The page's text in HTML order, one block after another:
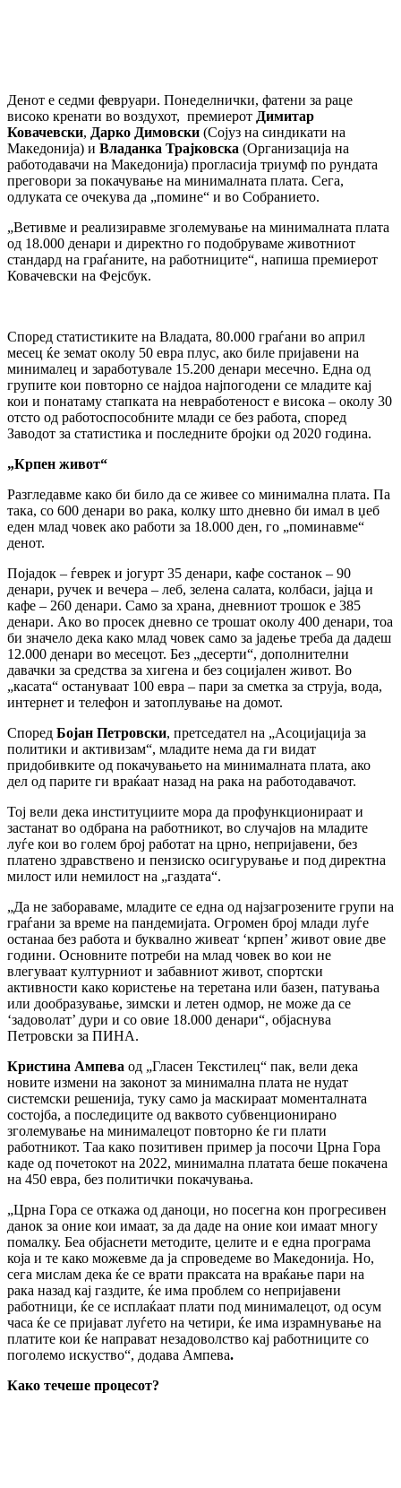
Денот е седми февруари. Понеделнички, фатени за раце
високо кренати во воздухот, премиерот Димитар
Ковачевски, Дарко Димовски (Сојуз на синдикати на
Македонија) и Владанка Трајковска (Организација на
работодавачи на Македонија) прогласија триумф по рундата
преговори за покачување на минималната плата. Сега,
одлуката се очекува да „помине“ и во Собранието.
„Ветивме и реализиравме зголемување на минималната плата
од 18.000 денари и директно го подобруваме животниот
стандард на граѓаните, на работниците“, напиша премиерот
Ковачевски на Фејсбук.
Според статистиките на Владата, 80.000 граѓани во април
месец ќе земат околу 50 евра плус, ако биле пријавени на
минималец и заработувале 15.200 денари месечно. Една од
групите кои повторно се најдоа најпогодени се младите кај
кои и понатаму стапката на невработеност е висока – околу 30
отсто од работоспособните млади се без работа, според
Заводот за статистика и последните бројки од 2020 година.
„Крпен живот“
Разгледавме како би било да се живее со минимална плата. Па
така, со 600 денари во рака, колку што дневно би имал в џеб
еден млад човек ако работи за 18.000 ден, го „поминавме“
денот.
Појадок – ѓеврек и јогурт 35 денари, кафе состанок – 90
денари, ручек и вечера – леб, зелена салата, колбаси, јајца и
кафе – 260 денари. Само за храна, дневниот трошок е 385
денари. Ако во просек дневно се трошат околу 400 денари, тоа
би значело дека како млад човек само за јадење треба да дадеш
12.000 денари во месецот. Без „десерти“, дополнителни
давачки за средства за хигена и без социјален живот. Во
„касата“ остануваат 100 евра – пари за сметка за струја, вода,
интернет и телефон и затоплување на домот.
Според Бојан Петровски, претседател на „Асоцијација за
политики и активизам“, младите нема да ги видат
придобивките од покачувањето на минималната плата, ако
дел од парите ги враќаат назад на рака на работодавачот.
Тој вели дека институциите мора да профункционираат и
застанат во одбрана на работникот, во случајов на младите
луѓе кои во голем број работат на црно, непријавени, без
платено здравствено и пензиско осигурување и под директна
милост или немилост на „газдата“.
„Да не забораваме, младите се една од најзагрозените групи на
граѓани за време на пандемијата. Огромен број млади луѓе
останаа без работа и буквално живеат ‘крпен’ живот овие две
години. Основните потреби на млад човек во кои не
влегуваат културниот и забавниот живот, спортски
активности како користење на теретана или базен, патувања
или дообразување, зимски и летен одмор, не може да се
‘задоволат’ дури и со овие 18.000 денари“, објаснува
Петровски за ПИНА.
Кристина Ампева од „Гласен Текстилец“ пак, вели дека
новите измени на законот за минимална плата не нудат
системски решенија, туку само ја маскираат моменталната
состојба, а последиците од ваквото субвенционирано
зголемување на минималецот повторно ќе ги плати
работникот. Tаа како позитивен пример ја посочи Црна Гора
каде од почетокот на 2022, минимална платата беше покачена
на 450 евра, без политички покачувања.
„Црна Гора се откажа од даноци, но посегна кон прогресивен
данок за оние кои имаат, за да даде на оние кои имаат многу
помалку. Беа објаснети методите, целите и е една програма
која и те како можевме да ја спроведеме во Македонија. Но,
сега мислам дека ќе се врати праксата на враќање пари на
рака назад кај газдите, ќе има проблем со непријавени
работници, ќе се исплаќаат плати под минималецот, од осум
часа ќе се пријават луѓето на четири, ќе има израмнување на
платите кои ќе направат незадоволство кај работниците со
поголемо искуство“, додава Ампева.
Како течеше процесот?